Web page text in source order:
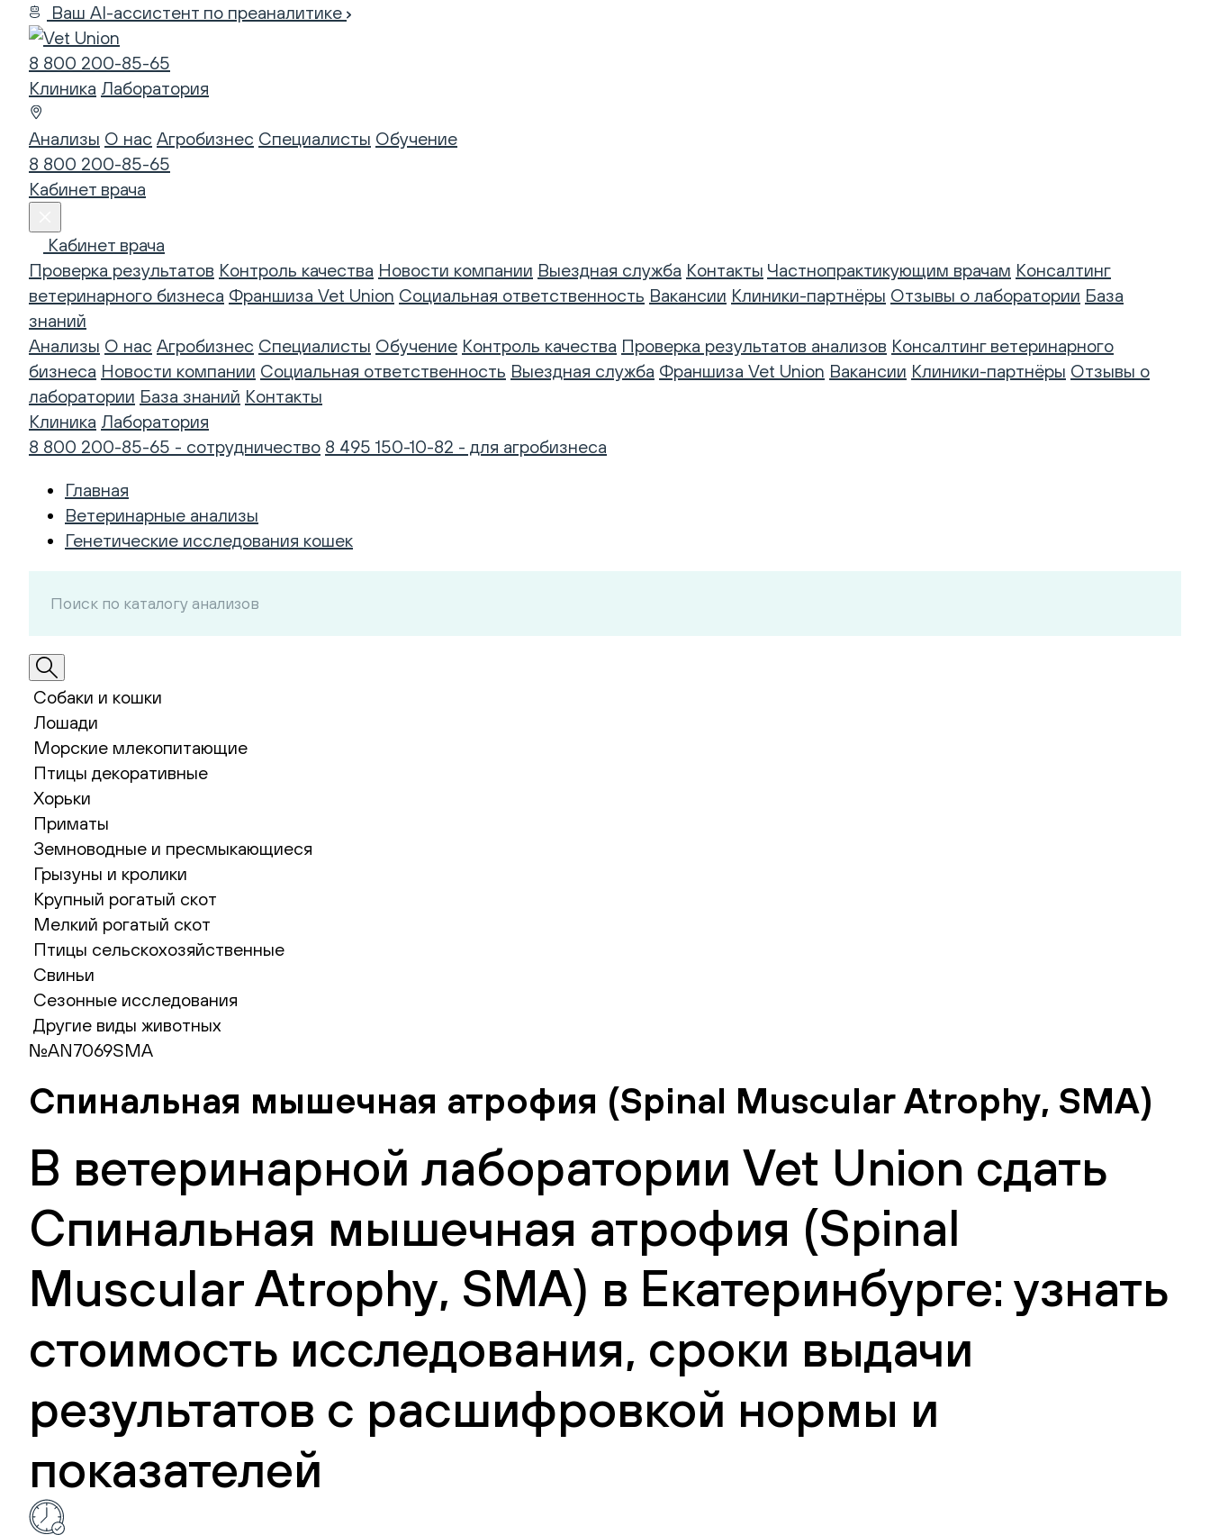
Ваш AI-ассистент по преаналитике
8 800 200-85-65
Клиника Лаборатория
Анализы О нас Агробизнес Специалисты Обучение
8 800 200-85-65
Кабинет врача
Кабинет врача
Проверка результатов Контроль качества Новости компании Выездная служба Контакты Частнопрактикующим врачам Консалтинг
ветеринарного бизнеса Франшиза Vet Union Социальная ответственность Вакансии Клиники-партнёры Отзывы о лаборатории База
знаний
Анализы О нас Агробизнес Специалисты Обучение Контроль качества Проверка результатов анализов Консалтинг ветеринарного
бизнеса Новости компании Социальная ответственность Выездная служба Франшиза Vet Union Вакансии Клиники-партнёры Отзывы о
лаборатории База знаний Контакты
Клиника Лаборатория
8 800 200-85-65 - сотрудничество 8 495 150-10-82 - для агробизнеса
Главная
Ветеринарные анализы
Генетические исследования кошек
Собаки и кошки
Лошади
Морские млекопитающие
Птицы декоративные
Хорьки
Приматы
Земноводные и пресмыкающиеся
Грызуны и кролики
Крупный рогатый скот
Мелкий рогатый скот
Птицы сельскохозяйственные
Свиньи
Сезонные исследования
Другие виды животных
№AN7069SMA
Спинальная мышечная атрофия (Spinal Muscular Atrophy, SMA)
В ветеринарной лаборатории Vet Union сдать
Спинальная мышечная атрофия (Spinal
Muscular Atrophy, SMA) в Екатеринбурге: узнать
стоимость исследования, сроки выдачи
результатов с расшифровкой нормы и
показателей